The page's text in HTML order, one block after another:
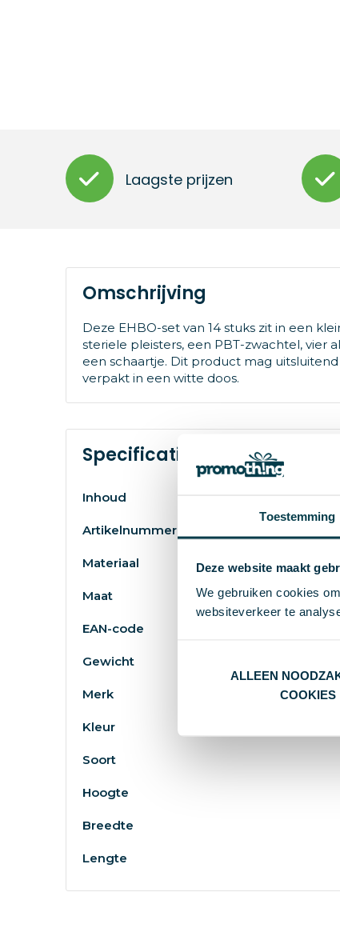
Toestemming
Deze website maakt
We gebruiken cookies
websiteverkeer te
ALLEEN
COOKIES
Laagste prijzen
Omschrijving
Deze EHBO-set van 14 stuks zit in een
steriele pleisters, een PBT-zwachtel, vier
een schaartje. Dit product mag
verpakt in een witte doos.
Specificaties
Inhoud
Artikelnummer
Materiaal
Maat
EAN-code
Gewicht
Merk
Kleur
Soort
Hoogte
Breedte
Lengte